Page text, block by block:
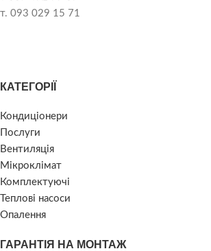
т. 093 029 15 71
КАТЕГОРІЇ
Кондиціонери
Послуги
Вентиляція
Мікроклімат
Комплектуючі
Теплові насоси
Опалення
ГАРАНТІЯ НА МОНТАЖ